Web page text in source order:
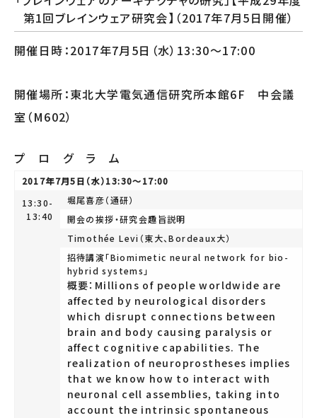
第1回ブレインウェア研究会】（2017年7月5日開催）
開催日時：2017年7月5日（水）13:30～17:00
開催場所：東北大学電気通信研究所本館6F 中会議
室（M602）
プ ロ グ ラ ム
2017年7月5日（水）13:30～17:00
13:30-
13:40
堀尾喜彦（通研）
開会の挨拶・研究会趣旨説明
Timothée Levi（東大、Bordeaux大）
招待講演「Biomimetic neural network for bio-
hybrid systems」
概要：Millions of people worldwide are
affected by neurological disorders
which disrupt connections between
brain and body causing paralysis or
affect cognitive capabilities. The
realization of neuroprostheses implies
that we know how to interact with
neuronal cell assemblies, taking into
account the intrinsic spontaneous